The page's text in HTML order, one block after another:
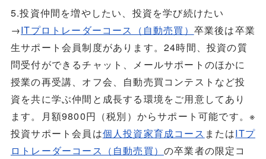
5.投資仲間を増やしたい、投資を学び続けたい
→ITプロトレーダーコース（自動売買） 卒業後は卒業
生サポート会員制度があります。24時間、投資の質
問受付ができるチャット、メールサポートのほかに
授業の再受講、オフ会、自動売買コンテストなど投
資を共に学ぶ仲間と成長する環境をご用意してあり
ます。月額9800円（税別）からサポート可能です。※
投資サポート会員は個人投資家育成コース またはITプ
ロトレーダーコース（自動売買） の卒業者の限定コ